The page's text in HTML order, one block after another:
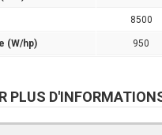
8500
(W/hp) 950
PLUS